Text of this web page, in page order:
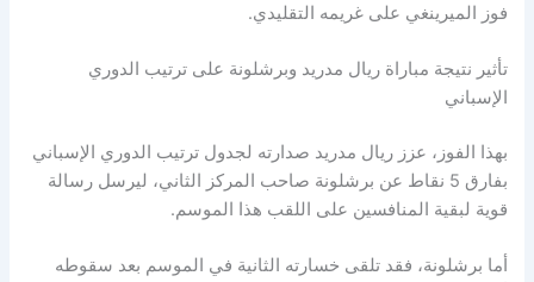
فوز الميرينغي على غريمه التقليدي.
تأثير نتيجة مباراة ريال مدريد وبرشلونة على ترتيب الدوري
الإسباني
بهذا الفوز، عزز ريال مدريد صدارته لجدول ترتيب الدوري الإسباني
بفارق 5 نقاط عن برشلونة صاحب المركز الثاني، ليرسل رسالة
قوية لبقية المنافسين على اللقب هذا الموسم.
أما برشلونة، فقد تلقى خسارته الثانية في الموسم بعد سقوطه